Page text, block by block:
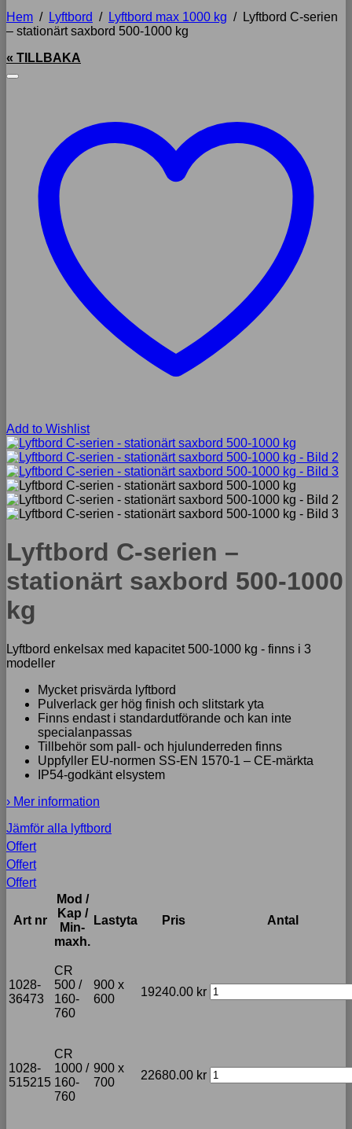
Hem / Lyftbord / Lyftbord max 1000 kg / Lyftbord C-serien
– stationärt saxbord 500-1000 kg
« TILLBAKA
Add to Wishlist
Lyftbord C-serien –
stationärt saxbord 500-1000
kg
Lyftbord enkelsax med kapacitet 500-1000 kg - finns i 3
modeller
Mycket prisvärda lyftbord
Pulverlack ger hög finish och slitstark yta
Finns endast i standardutförande och kan inte
specialanpassas
Tillbehör som pall- och hjulunderreden finns
Uppfyller EU-normen SS-EN 1570-1 – CE-märkta
IP54-godkänt elsystem
› Mer information
Jämför alla lyftbord
Offert
Offert
Offert
Art nr
Mod /
Kap /
Min-
maxh.
Lastyta Pris Antal
1028-
36473
CR
500 /
160-
760
900 x
600
19240.00 kr
1028-
515215
CR
1000 /
160-
760
900 x
700
22680.00 kr